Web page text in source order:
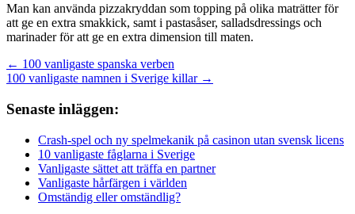
Man kan använda pizzakryddan som topping på olika maträtter för
att ge en extra smakkick, samt i pastasåser, salladsdressings och
marinader för att ge en extra dimension till maten.
Inläggsnavigering
← 100 vanligaste spanska verben
100 vanligaste namnen i Sverige killar →
Senaste inläggen:
Crash-spel och ny spelmekanik på casinon utan svensk licens
10 vanligaste fåglarna i Sverige
Vanligaste sättet att träffa en partner
Vanligaste hårfärgen i världen
Omständig eller omständlig?